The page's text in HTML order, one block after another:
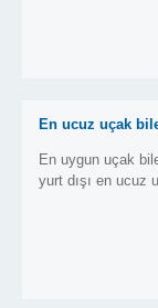
En ucuz uçak
En uygun uçak
yurt dışı en ucuz